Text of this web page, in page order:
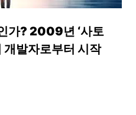
가? 2009년 ‘사토
개발자로부터 시작